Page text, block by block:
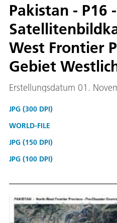
Pakistan - P16 -
West Frontier
Gebiet
Erstellungsdatum 01.
JPG (300 DPI)
WORLD-FILE
JPG (150 DPI)
JPG (100 DPI)